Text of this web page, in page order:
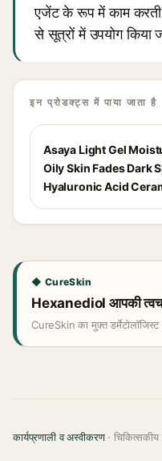
एजेंट के रूप में काम करती
से सूत्रों में उपयोग किया
इन प्रोडक्ट्स में पाया जाता है
Asaya Light Gel
Oily Skin Fades Dark
Hyaluronic Acid
◆ CureSkin
Hexanediol आपकी
CureSkin का मुफ़्त
कार्यप्रणाली व अस्वीकरण·